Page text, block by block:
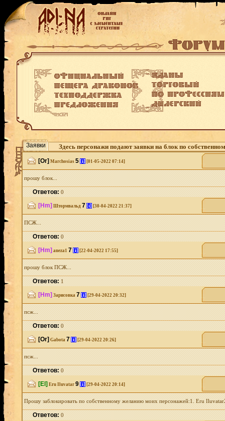
Заявки Здесь персонажи подают заявки на блок по
[Or] Marchosias 5 [i] [01-05-2022 07:14]
прошу блок...
Ответов:0
[Hm] Штормвальд 7 [i] [30-04-2022 21:37]
ПСЖ...
Ответов:0
[Hm] aneza1 7 [i] [22-04-2022 17:55]
прошу блок ПСЖ...
Ответов:1
[Hm] Зарисовка 7 [i] [29-04-2022 20:32]
псж...
Ответов:0
[Or] Gabota 7 [i] [29-04-2022 20:26]
псж...
Ответов:0
[El] Eru Iluvatar 9 [i] [29-04-2022 20:14]
Прошу заблокировать по собственному желанию моих персонажей:1. Eru
Ответов:0